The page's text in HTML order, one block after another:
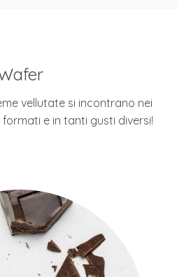
vellutate si incontrano nei
e in tanti gusti diversi!